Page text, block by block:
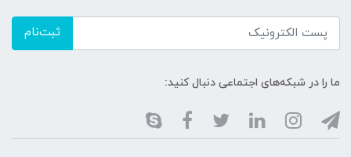
ثبت‌نام
ما را در شبکه‌های اجتماعی دنبال کنید: